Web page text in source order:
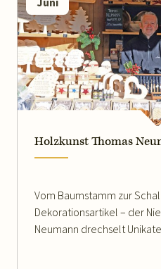
WEITERLESEN
Holzkunst Thomas
Vom Baumstamm zur
Dekorationsartikel – der
Neumann drechselt